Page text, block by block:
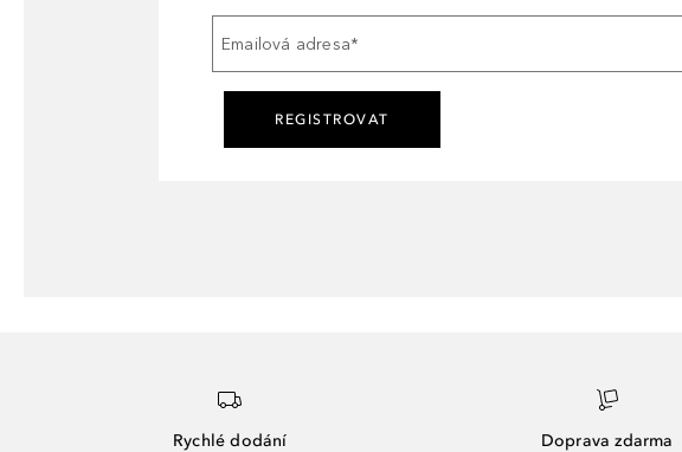
Emailová adresa*
REGISTROVAT
Rychlé dodání
Doprava zdarma